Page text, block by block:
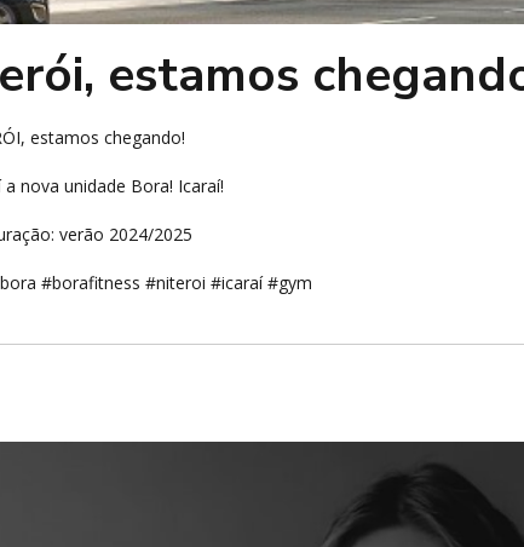
estamos
estamos chegando!
a nova unidade Bora! Icaraí!
verão 2024/2025
#borafitness #niteroi #icaraí #gym